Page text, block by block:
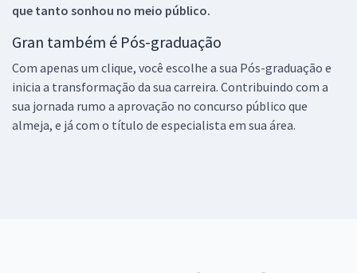
que tanto sonhou no meio público.
Gran também é Pós-graduação
Com apenas um clique, você escolhe a sua Pós-graduação e
inicia a transformação da sua carreira. Contribuindo com a
sua jornada rumo a aprovação no concurso público que
almeja, e já com o título de especialista em sua área.